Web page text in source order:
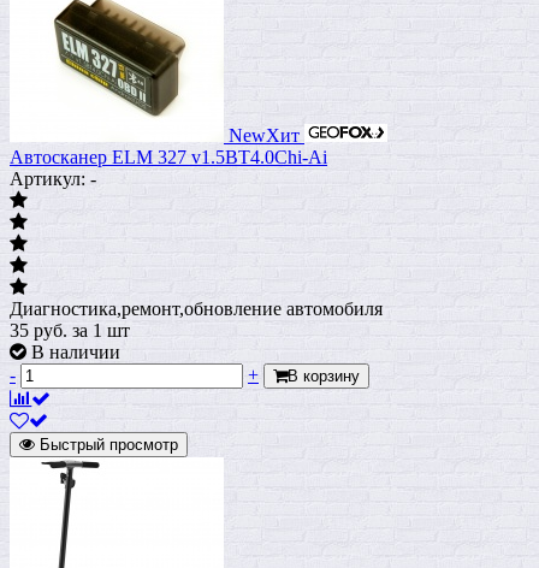
NewХит
Автосканер ELM 327 v1.5BT4.0Chi-Ai
Артикул: -
Диагностика,ремонт,обновление автомобиля
35 руб. за 1 шт
В наличии
-
+ В корзину
Быстрый просмотр